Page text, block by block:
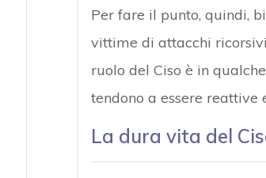
Per fare il punto, quindi,
vittime di attacchi
ruolo del Ciso è in
tendono a essere reattive
La dura vita del